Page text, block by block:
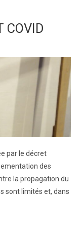
COVID
par le décret
des
la propagation du
sont limités et, dans